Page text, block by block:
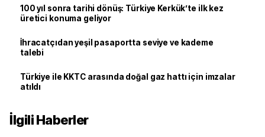
100 yıl sonra tarihi dönüş: Türkiye Kerkük’te ilk kez
üretici konuma geliyor
İhracatçıdan yeşil pasaportta seviye ve kademe
talebi
Türkiye ile KKTC arasında doğal gaz hattı için imzalar
atıldı
İlgili Haberler